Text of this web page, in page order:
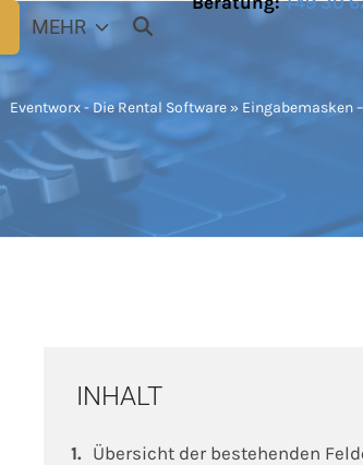
MEHR
Eventworx - Die Rental Software» Eingabemasken
INHALT
Übersicht der bestehenden